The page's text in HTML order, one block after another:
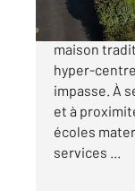
Century 21
maison
hyper-
impasse. À
et à
écoles
services ...